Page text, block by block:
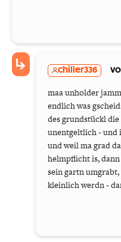
chiller336
maa unholder
endlich was
des grundstückl
unentgeltlich - und
und weil ma grad
helmpflicht is,
sein gartn
kleinlich werdn -